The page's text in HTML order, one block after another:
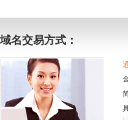
域名交易方式：